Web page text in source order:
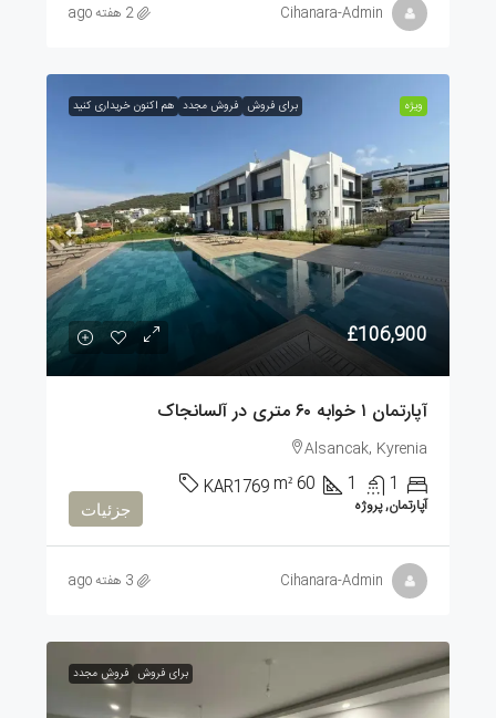
Cihanara-Admin 2 هفته ago
ویژه برای فروش فروش مجدد هم اکنون خریداری کنید
£106,900
آپارتمان ۱ خوابه ۶۰ متری در آلسانجاک
Alsancak, Kyrenia
1
1
60
m²
KAR1769
آپارتمان, پروژه جزئیات
Cihanara-Admin 3 هفته ago
برای فروش فروش مجدد